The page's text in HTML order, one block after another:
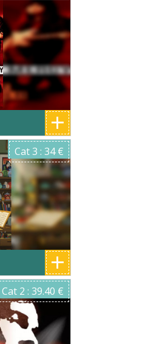
+
Cat 3 : 34 €
+
Cat 2 : 39.40 €